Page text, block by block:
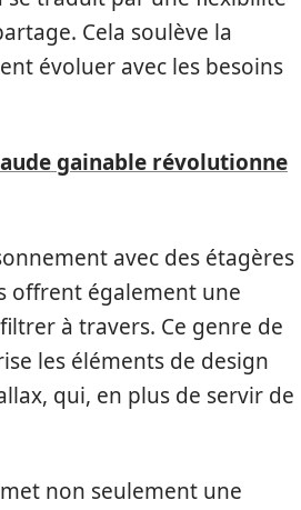
Cela soulève la
évoluer avec les besoins
gainable révolutionne
avec des étagères
offrent également une
à travers. Ce genre de
les éléments de design
qui, en plus de servir de
non seulement une